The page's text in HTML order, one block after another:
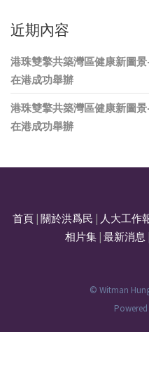
近期內容
港珠雙擎共築灣區健康新圖
在港成功舉辦
港珠雙擎共築灣區健康新圖
在港成功舉辦
首頁 關於洪爲民 人大工作
相片集| 最新消息
© Witman